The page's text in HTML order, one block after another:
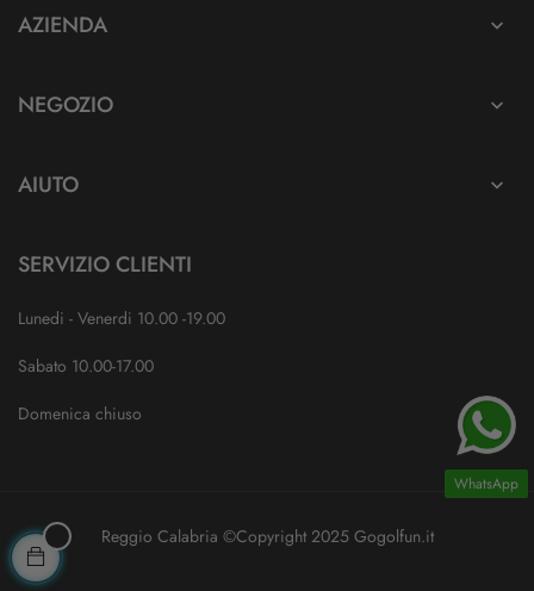
AZIENDA 
NEGOZIO 
AIUTO 
SERVIZIO CLIENTI
Lunedi - Venerdi 10.00 -19.00
Sabato 10.00-17.00
Domenica chiuso
WhatsApp
Reggio Calabria ©Copyright 2025 Gogolfun.it